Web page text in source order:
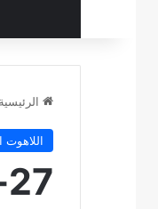
الرئيسية
27- طقس الأعياد السيدية الثلاثة الكبرى